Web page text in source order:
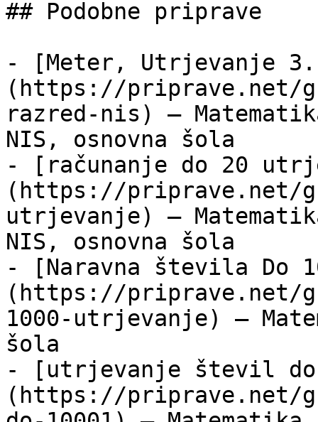
## Podobne priprave
- [Meter, Utrjevanje 3.
(https://priprave.net/
razred-nis) —
NIS, osnovna šola
- [računanje do 20
(https://priprave.net/
utrjevanje) —
NIS, osnovna šola
- [Naravna števila Do
(https://priprave.net/
1000-utrjevanje) —
šola
- [utrjevanje števil do
(https://priprave.net/